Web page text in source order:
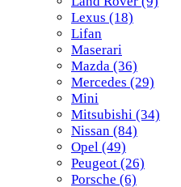
Lexus (18)
Lifan
Maserari
Mazda (36)
Mercedes (29)
Mini
Mitsubishi (34)
Nissan (84)
Opel (49)
Peugeot (26)
Porsche (6)